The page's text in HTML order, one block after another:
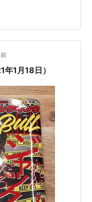
言葉にのせて。
社 Amazon JILL デ
グ) JILL デジタル
者:JILL 少年画報…
1月18日）